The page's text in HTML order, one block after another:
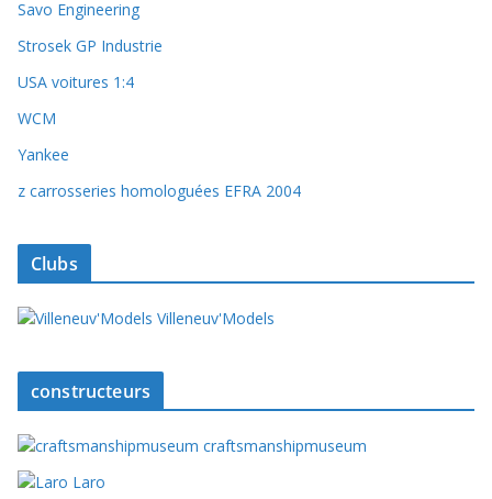
Savo Engineering
Strosek GP Industrie
USA voitures 1:4
WCM
Yankee
z carrosseries homologuées EFRA 2004
Clubs
Villeneuv'Models
constructeurs
craftsmanshipmuseum
Laro